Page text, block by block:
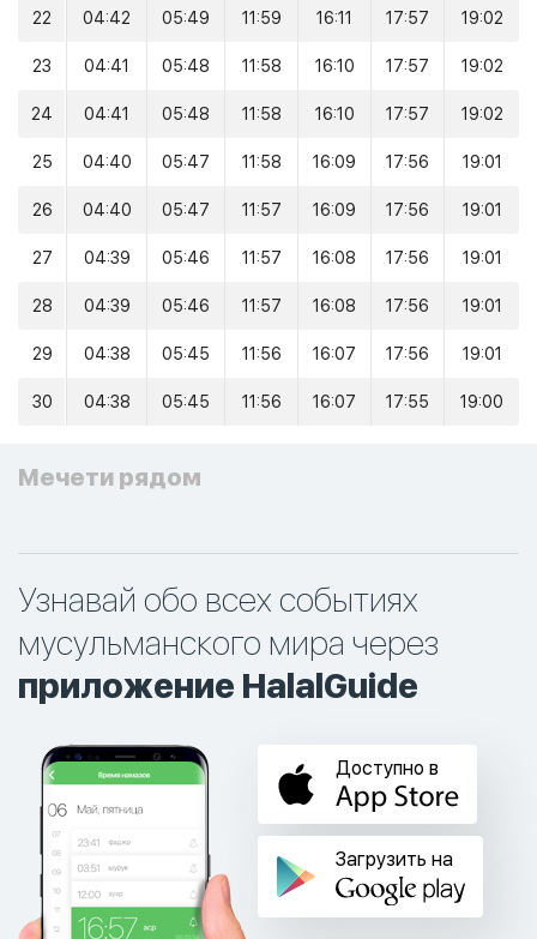
22 04:42 05:49 11:59 16:11 17:57 19:02
23 04:41 05:48 11:58 16:10 17:57 19:02
24 04:41 05:48 11:58 16:10 17:57 19:02
25 04:40 05:47 11:58 16:09 17:56 19:01
26 04:40 05:47 11:57 16:09 17:56 19:01
27 04:39 05:46 11:57 16:08 17:56 19:01
28 04:39 05:46 11:57 16:08 17:56 19:01
29 04:38 05:45 11:56 16:07 17:56 19:01
30 04:38 05:45 11:56 16:07 17:55 19:00
Мечети рядом
Узнавай обо всех событиях
мусульманского мира через
приложение HalalGuide
Доступно в
Загрузить на